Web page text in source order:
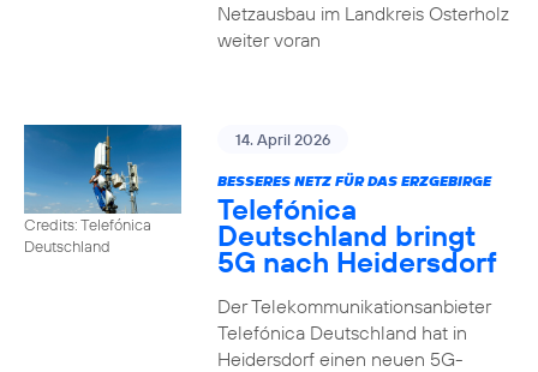
Netzausbau im Landkreis Osterholz
weiter voran
Credits: Telefónica
Deutschland
14. April 2026
BESSERES NETZ FÜR DAS ERZGEBIRGE
Telefónica
Deutschland bringt
5G nach Heidersdorf
Der Telekommunikationsanbieter
Telefónica Deutschland hat in
Heidersdorf einen neuen 5G-